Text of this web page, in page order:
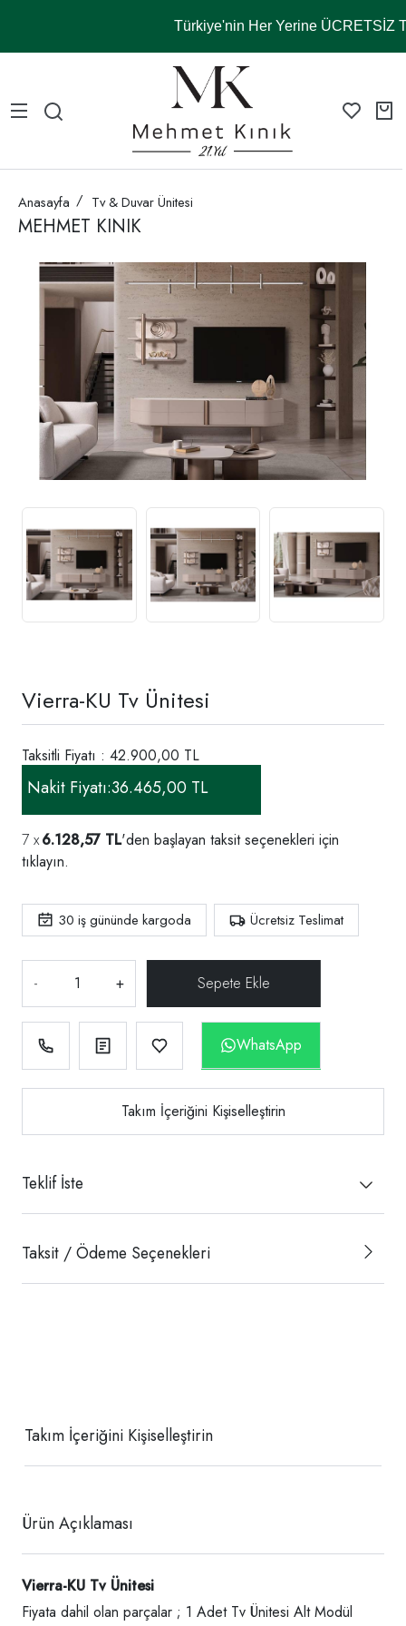
Türkiye'nin Her Yerine ÜCRETSİZ
Anasayfa Tv & Duvar Ünitesi
MEHMET KINIK
Vierra-KU Tv Ünitesi
Taksitli Fiyatı : 42.900,00 TL
Nakit Fiyatı:36.465,00 TL
6.128,57 TL'den başlayan taksit seçenekleri için
tıklayın.
30 iş gününde kargoda Ücretsiz Teslimat
- +
WhatsApp
Takım İçeriğini Kişiselleştirin
Teklif İste
Taksit / Ödeme Seçenekleri
Takım İçeriğini Kişiselleştirin
Ürün Açıklaması
Vierra-KU Tv Ünitesi
Fiyata dahil olan parçalar ; 1 Adet Tv Ünitesi Alt Modül